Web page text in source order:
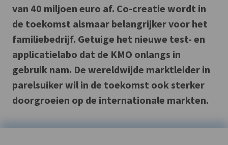
van 40 miljoen euro af. Co-creatie wordt in
de toekomst alsmaar belangrijker voor het
familiebedrijf. Getuige het nieuwe test- en
applicatielabo dat de KMO onlangs in
gebruik nam. De wereldwijde marktleider in
parelsuiker wil in de toekomst ook sterker
doorgroeien op de internationale markten.